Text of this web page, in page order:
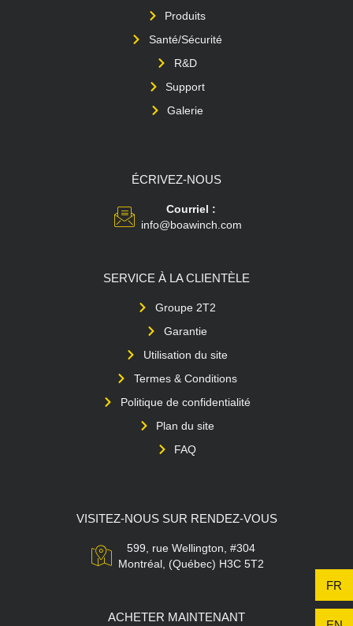
Produits
Santé/Sécurité
R&D
Support
Galerie
ÉCRIVEZ-NOUS
Courriel :
info@boawinch.com
SERVICE À LA CLIENTÈLE
Groupe 2T2
Garantie
Utilisation du site
Termes & Conditions
Politique de confidentialité
Plan du site
FAQ
VISITEZ-NOUS SUR RENDEZ-VOUS
599, rue Wellington, #304
Montréal, (Québec) H3C 5T2
ACHETER MAINTENANT
FR